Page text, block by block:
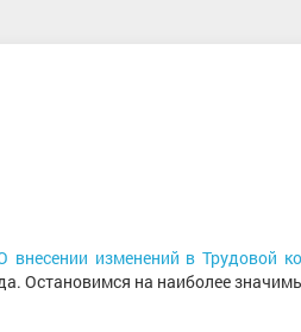
внесении изменений в Трудовой
Остановимся на наиболее